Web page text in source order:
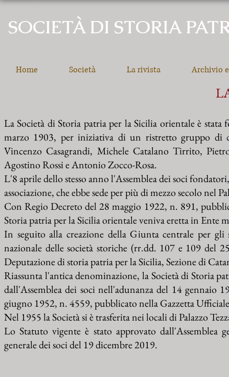
SOCIETÀ DI STORIA
Home Società La rivista Archivio
La Società di Storia patria per la Sicilia orientale è
marzo 1903, per iniziativa di un ristretto gruppo di
Vincenzo Casagrandi, Michele Catalano Tirrito,
Agostino Rossi e Antonio Zocco-Rosa.
L'8 aprile dello stesso anno l'Assemblea dei soci
associazione, che ebbe sede per più di mezzo secolo nel
Con Regio Decreto del 28 maggio 1922, n. 891,
Storia patria per la Sicilia orientale veniva eretta in Ente
In seguito alla creazione della Giunta centrale per
nazionale delle società storiche (rr.dd. 107 e 109 del
Deputazione di storia patria per la Sicilia, Sezione di
Riassunta l'antica denominazione, la Società di Storia
dall'Assemblea dei soci nell'adunanza del 14 gennaio
giugno 1952, n. 4559, pubblicato nella Gazzetta
Nel 1955 la Società si è trasferita nei locali di Palazzo
Lo Statuto vigente è stato approvato dall'Assemblea
generale dei soci del 19 dicembre 2019.